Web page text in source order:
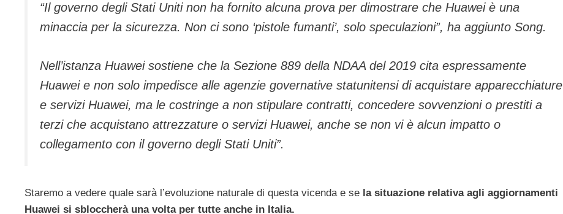
“Il governo degli Stati Uniti non ha fornito alcuna prova per dimostrare che Huawei è una
minaccia per la sicurezza. Non ci sono ‘pistole fumanti’, solo speculazioni”, ha aggiunto Song.
Nell’istanza Huawei sostiene che la Sezione 889 della NDAA del 2019 cita espressamente
Huawei e non solo impedisce alle agenzie governative statunitensi di acquistare apparecchiature
e servizi Huawei, ma le costringe a non stipulare contratti, concedere sovvenzioni o prestiti a
terzi che acquistano attrezzature o servizi Huawei, anche se non vi è alcun impatto o
collegamento con il governo degli Stati Uniti”.
Staremo a vedere quale sarà l’evoluzione naturale di questa vicenda e se la situazione relativa agli aggiornamenti
Huawei si sbloccherà una volta per tutte anche in Italia.